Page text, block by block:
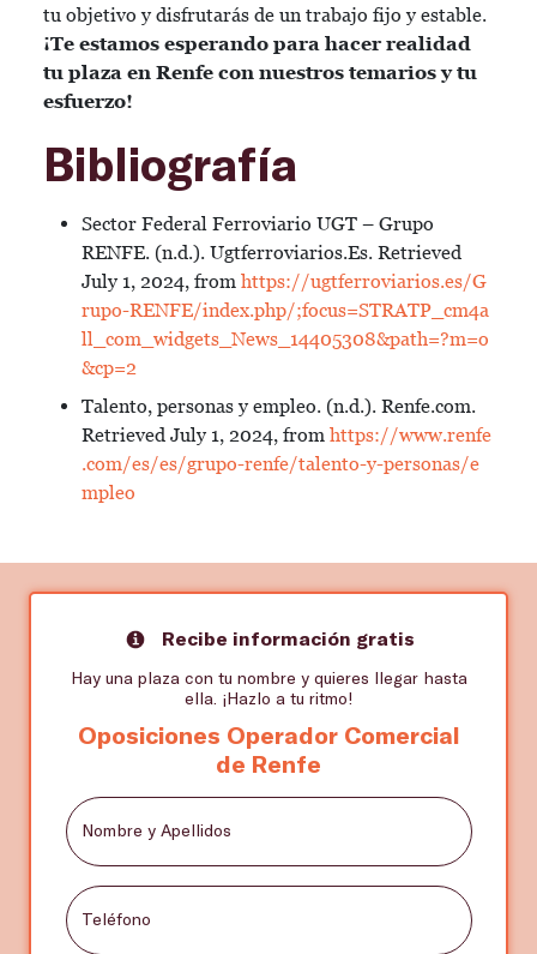
tu objetivo y disfrutarás de un trabajo fijo y estable.
¡Te estamos esperando para hacer realidad
tu plaza en Renfe con nuestros temarios y tu
esfuerzo!
Bibliografía
Sector Federal Ferroviario UGT – Grupo
RENFE. (n.d.). Ugtferroviarios.Es. Retrieved
July 1, 2024, from https://ugtferroviarios.es/G
rupo-RENFE/index.php/;focus=STRATP_cm4a
ll_com_widgets_News_14405308&path=?m=o
&cp=2
Talento, personas y empleo. (n.d.). Renfe.com.
Retrieved July 1, 2024, from https://www.renfe
.com/es/es/grupo-renfe/talento-y-personas/e
mpleo
Recibe información gratis
Hay una plaza con tu nombre y quieres llegar hasta
ella. ¡Hazlo a tu ritmo!
Oposiciones Operador Comercial
de Renfe
Nombre y Apellidos
Teléfono